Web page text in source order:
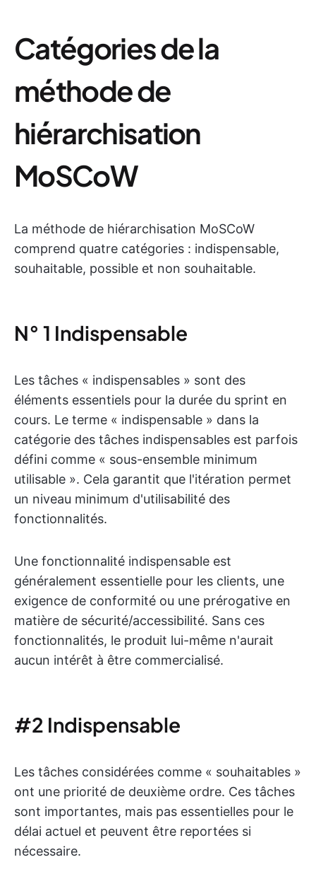
Catégories de la
méthode de
hiérarchisation
MoSCoW
La méthode de hiérarchisation MoSCoW
comprend quatre catégories : indispensable,
souhaitable, possible et non souhaitable.
N° 1 Indispensable
Les tâches « indispensables » sont des
éléments essentiels pour la durée du sprint en
cours. Le terme « indispensable » dans la
catégorie des tâches indispensables est parfois
défini comme « sous-ensemble minimum
utilisable ». Cela garantit que l'itération permet
un niveau minimum d'utilisabilité des
fonctionnalités.
Une fonctionnalité indispensable est
généralement essentielle pour les clients, une
exigence de conformité ou une prérogative en
matière de sécurité/accessibilité. Sans ces
fonctionnalités, le produit lui-même n'aurait
aucun intérêt à être commercialisé.
#2 Indispensable
Les tâches considérées comme « souhaitables »
ont une priorité de deuxième ordre. Ces tâches
sont importantes, mais pas essentielles pour le
délai actuel et peuvent être reportées si
nécessaire.